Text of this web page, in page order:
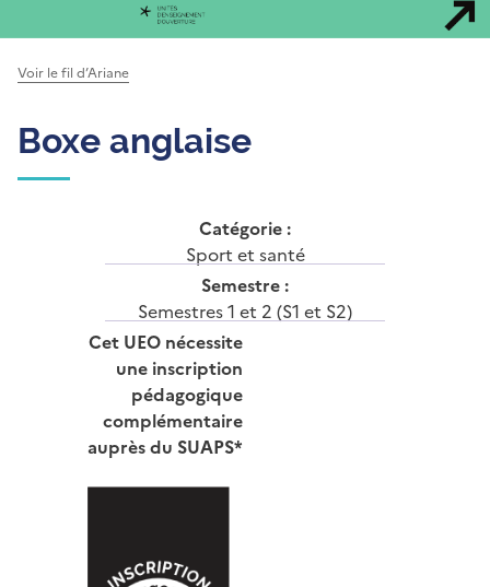
Voir le fil d’Ariane
Boxe anglaise
Catégorie :
Sport et santé
Semestre :
Semestres 1 et 2 (S1 et S2)
Cet UEO nécessite
une inscription
pédagogique
complémentaire
auprès du SUAPS*